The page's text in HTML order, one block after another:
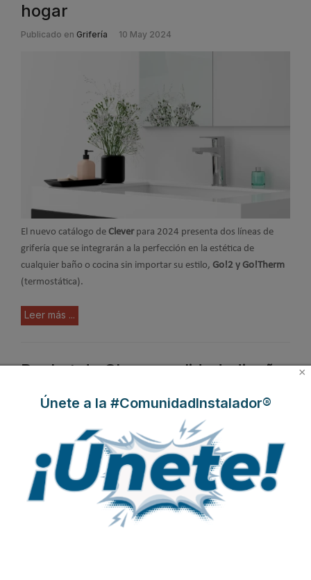
hogar
Publicado en Grifería 10 May 2024
El nuevo catálogo de Cleverpara 2024 presenta dos líneas de
grifería que se integrarán a la perfección en la estética de
cualquier baño o cocina sin importar su estilo, Go!2 y Go!Therm
(termostática).
Leer más ...
Rocket de Clever: calidad, diseño
y eficiencia
×
Únete a la #ComunidadInstalador®